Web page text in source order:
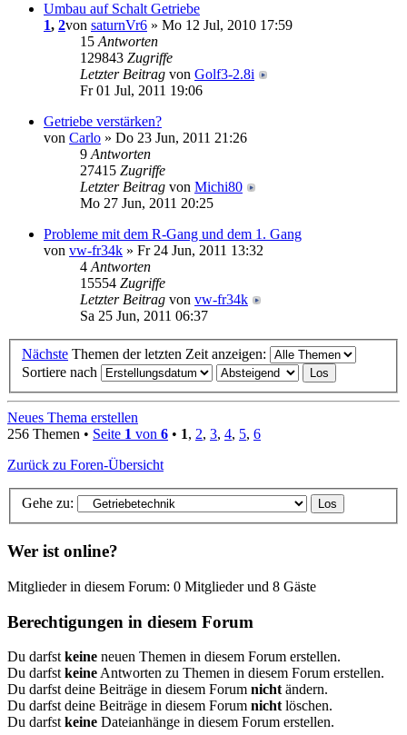
Umbau auf Schalt Getriebe
1, 2von saturnVr6 » Mo 12 Jul, 2010 17:59
15 Antworten
129843 Zugriffe
Letzter Beitrag von Golf3-2.8i
Fr 01 Jul, 2011 19:06
Getriebe verstärken?
von Carlo » Do 23 Jun, 2011 21:26
9 Antworten
27415 Zugriffe
Letzter Beitrag von Michi80
Mo 27 Jun, 2011 20:25
Probleme mit dem R-Gang und dem 1. Gang
von vw-fr34k » Fr 24 Jun, 2011 13:32
4 Antworten
15554 Zugriffe
Letzter Beitrag von vw-fr34k
Sa 25 Jun, 2011 06:37
Nächste Themen der letzten Zeit anzeigen:
Sortiere nach
Neues Thema erstellen
256 Themen • Seite 1 von 6 • 1, 2, 3, 4, 5, 6
Zurück zu Foren-Übersicht
Gehe zu:
Wer ist online?
Mitglieder in diesem Forum: 0 Mitglieder und 8 Gäste
Berechtigungen in diesem Forum
Du darfst keine neuen Themen in diesem Forum erstellen.
Du darfst keine Antworten zu Themen in diesem Forum erstellen.
Du darfst deine Beiträge in diesem Forum nicht ändern.
Du darfst deine Beiträge in diesem Forum nicht löschen.
Du darfst keine Dateianhänge in diesem Forum erstellen.